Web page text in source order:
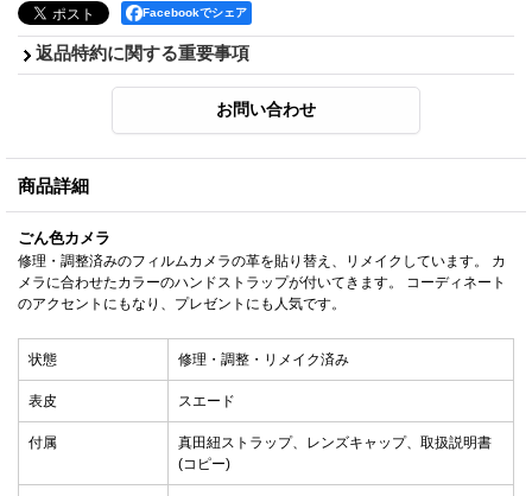
Facebookでシェア
返品特約に関する重要事項
商品詳細
ごん色カメラ
修理・調整済みのフィルムカメラの革を貼り替え、リメイクしています。 カ
メラに合わせたカラーのハンドストラップが付いてきます。 コーディネート
のアクセントにもなり、プレゼントにも人気です。
状態 修理・調整・リメイク済み
表皮 スエード
付属
真田紐ストラップ、レンズキャップ、取扱説明書
(コピー)